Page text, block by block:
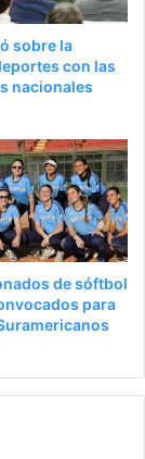
sobre la
con las
nacionales
de sóftbol
para